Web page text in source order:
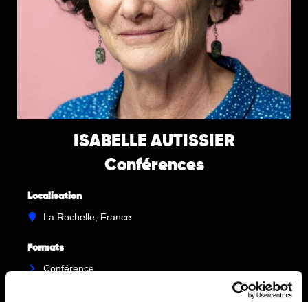
ISABELLE AUTISSIER
Conférences
Localisation
La Rochelle, France
Formats
Conférence